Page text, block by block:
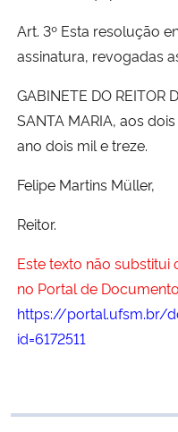
Art. 3º Esta resolução
assinatura, revogadas
GABINETE DO REITOR
SANTA MARIA, aos
ano dois mil e treze.
Felipe Martins Müller,
Reitor.
Este texto não
no Portal de
https://portal.ufsm.br/
id=6172511